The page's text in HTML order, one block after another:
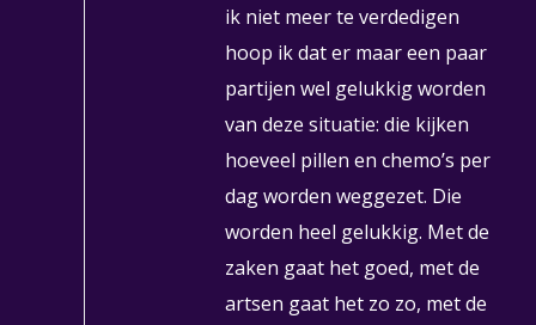
ik niet meer te verdedigen
hoop ik dat er maar een paar
partijen wel gelukkig worden
van deze situatie: die kijken
hoeveel pillen en chemo’s per
dag worden weggezet. Die
worden heel gelukkig. Met de
zaken gaat het goed, met de
artsen gaat het zo zo, met de